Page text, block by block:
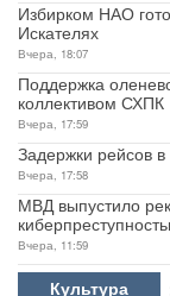
Избирком НАО
Искателях
Вчера, 18:07
Поддержка
коллективом СХПК
Вчера, 17:59
Задержки рейсов
Вчера, 17:58
МВД выпустило
Вчера, 11:59
Культура